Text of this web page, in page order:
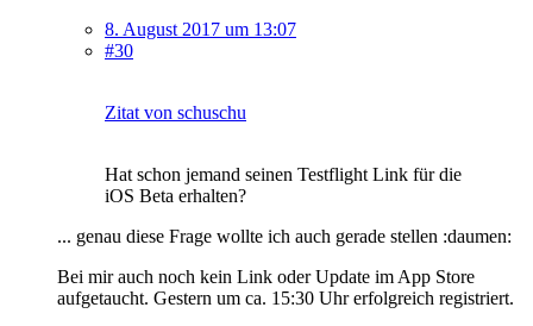
8. August 2017 um 13:07
#30
Zitat von schuschu
Hat schon jemand seinen Testflight Link für die
iOS Beta erhalten?
... genau diese Frage wollte ich auch gerade stellen :daumen:
Bei mir auch noch kein Link oder Update im App Store
aufgetaucht. Gestern um ca. 15:30 Uhr erfolgreich registriert.